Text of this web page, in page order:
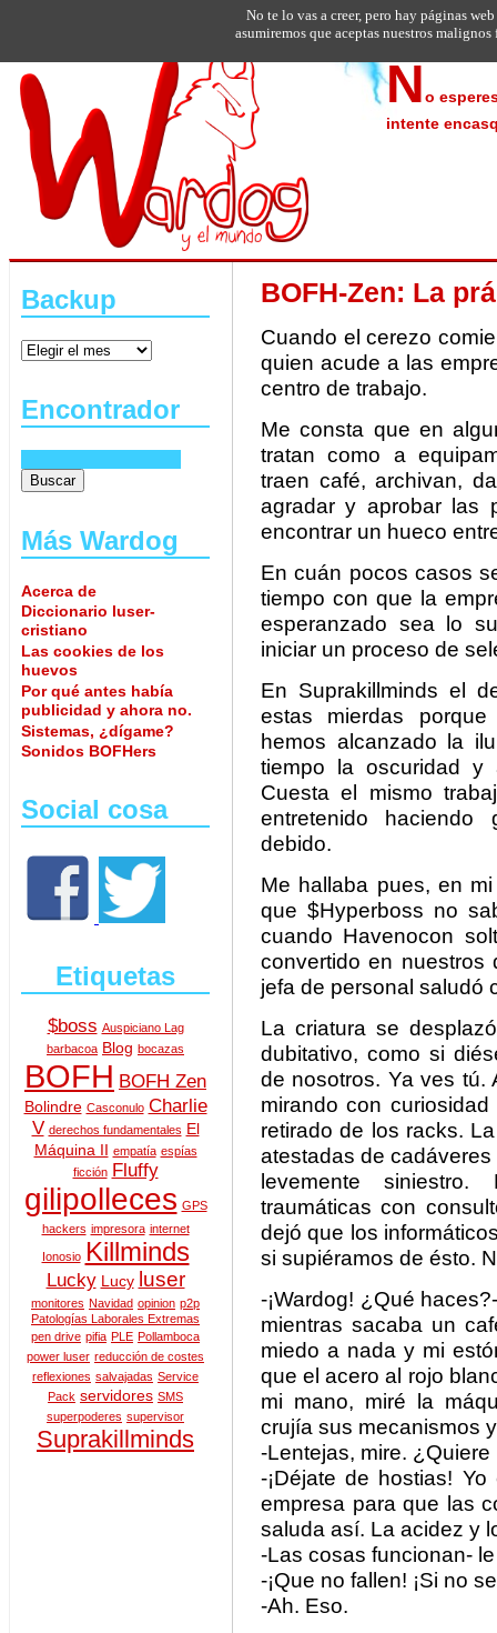
No
intente
Backup
Encontrador
Más Wardog
Acerca de
Diccionario luser-
cristiano
Las cookies de los
huevos
Por qué antes había
publicidad y ahora no.
Sistemas, ¿dígame?
Sonidos BOFHers
Social cosa
Etiquetas
$boss Auspiciano Lag
barbacoa Blog bocazas
BOFH BOFH Zen
Bolindre Casconulo Charlie
V derechos fundamentales El
Máquina II empatía espías
ficción
Fluffy
gilipolleces GPS
hackers impresora internet
Ionosio Killminds
Lucky Lucy luser
monitores Navidad opinion p2p
Patologías Laborales Extremas
pen drive pifia PLE Pollamboca
power luser reducción de costes
reflexiones salvajadas Service
Pack servidores SMS
superpoderes supervisor
Suprakillminds
BOFH-Zen: La
Cuando el cerezo
quien acude a las
centro de trabajo.
Me consta que en
tratan como a
traen café, archivan,
agradar y aprobar las
encontrar un hueco
En cuán pocos casos
tiempo con que la
esperanzado sea lo
iniciar un proceso de
En Suprakillminds el
estas mierdas
hemos alcanzado la
tiempo la oscuridad y
Cuesta el mismo
entretenido
debido.
Me hallaba pues, en
que $Hyperboss no
cuando Havenocon
convertido en nuestros
jefa de personal saludó
La criatura se
dubitativo, como si
de nosotros. Ya ves tú.
mirando con
retirado de los racks.
atestadas de
levemente
traumáticas con
dejó que los
si supiéramos de ésto.
-¡Wardog! ¿Qué
mientras sacaba un
miedo a nada y mi
que el acero al rojo
mi mano, miré la
crujía sus mecanismos
-Lentejas, mire. ¿Quiere
-¡Déjate de hostias!
empresa para que las
saluda así. La acidez y
-Las cosas funcionan-
-¡Que no fallen! ¡Si no
-Ah. Eso.
No te lo vas a creer, pero hay páginas
asumiremos que aceptas nuestros